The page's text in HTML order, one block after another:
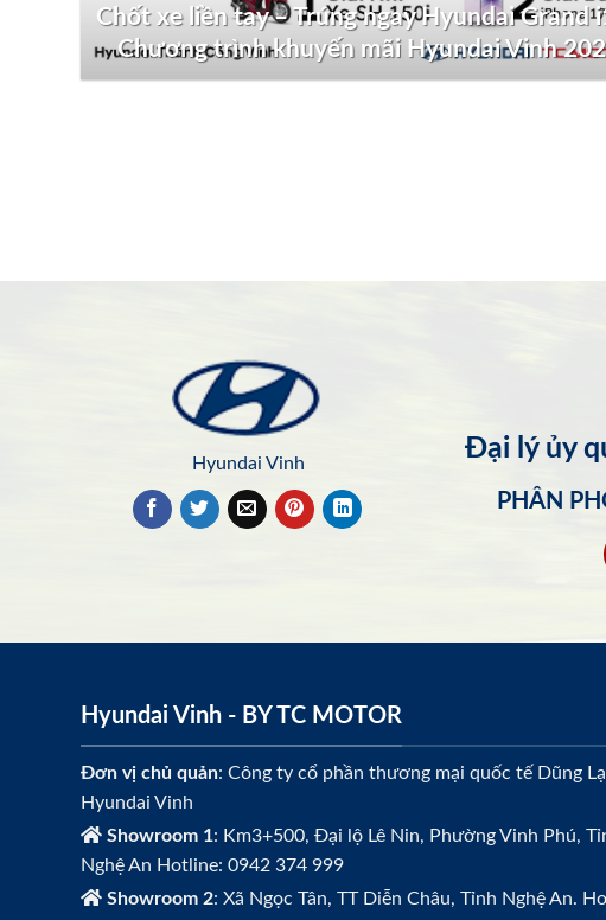
Chốt xe liền tay – Trúng ngay Hyundai Grand
Chương trình khuyến mãi Hyundai Vinh
Hyundai Vinh Đại lý ủy
PHÂN
Hyundai Vinh - BY TC MOTOR
Đơn vị chủ quản: Công ty cổ phần thương mại quốc tế Dũng
Hyundai Vinh
Showroom 1: Km3+500, Đại lộ Lê Nin, Phường Vinh Phú,
Nghệ An Hotline: 0942 374 999
Showroom 2: Xã Ngọc Tân, TT Diễn Châu, Tỉnh Nghệ An.